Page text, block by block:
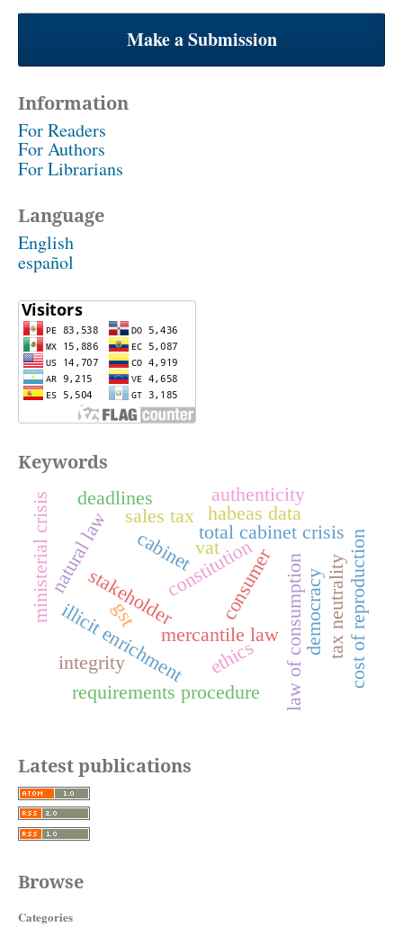
Make a Submission
Information
For Readers
For Authors
For Librarians
Language
English
español
Keywords
consumer
stakeholder
mercantile law law of consumption
illicit enrichment
constitution
requirements procedure
total cabinet crisis
ministerial crisis cabinet
natural law
ethics
democracy cost of reproduction
deadlines
habeas data
vat
gst
sales tax
tax neutrality
authenticity
integrity
Latest publications
Browse
Categories